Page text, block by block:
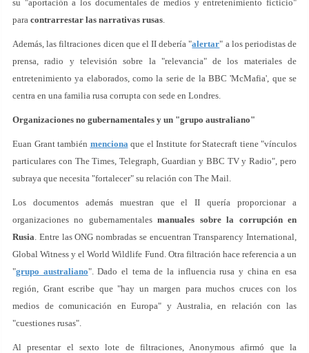
su "aportación a los documentales de medios y entretenimiento ficticio"
para contrarrestar las narrativas rusas.
Además, las filtraciones dicen que el II debería "alertar" a los periodistas de
prensa, radio y televisión sobre la "relevancia" de los materiales de
entretenimiento ya elaborados, como la serie de la BBC 'McMafia', que se
centra en una familia rusa corrupta con sede en Londres.
Organizaciones no gubernamentales y un "grupo australiano"
Euan Grant también mencionaque el Institute for Statecraft tiene "vínculos
particulares con The Times, Telegraph, Guardian y BBC TV y Radio", pero
subraya que necesita "fortalecer" su relación con The Mail.
Los documentos además muestran que el II quería proporcionar a
organizaciones no gubernamentalesmanuales sobre la corrupción en
Rusia. Entre las ONG nombradas se encuentran Transparency International,
Global Witness y el World Wildlife Fund. Otra filtración hace referencia a un
"grupo australiano". Dado el tema de la influencia rusa y china en esa
región, Grant escribe que "hay un margen para muchos cruces con los
medios de comunicación en Europa" y Australia, en relación con las
"cuestiones rusas".
Al presentar el sexto lote de filtraciones, Anonymous afirmó que la